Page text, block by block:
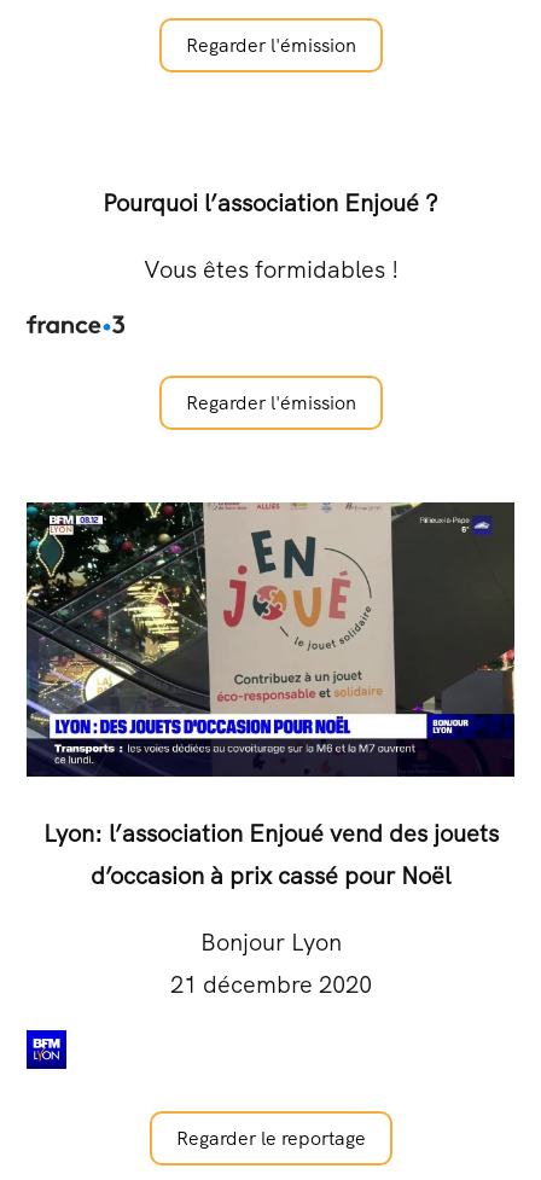
Regarder l'émission
Pourquoi l’association Enjoué ?
Vous êtes formidables !
Regarder l'émission
Lyon: l’association Enjoué vend des jouets
d’occasion à prix cassé pour Noël
Bonjour Lyon
21 décembre 2020
Regarder le reportage